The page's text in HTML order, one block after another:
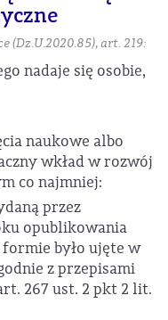
(Dz.U.2020.85), art. 219:
nadaje się osobie,
naukowe albo
wkład w rozwój
co najmniej:
przez
opublikowania
było ujęte w
z przepisami
267 ust. 2 pkt 2 lit.